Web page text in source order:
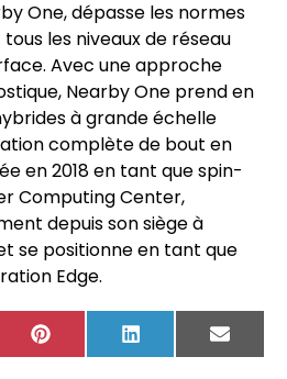
One, dépasse les normes
les niveaux de réseau
Avec une approche
Nearby One prend en
à grande échelle
complète de bout en
en 2018 en tant que spin-
Computing Center,
depuis son siège à
se positionne en tant que
Edge.
Pinterest LinkedIn Email